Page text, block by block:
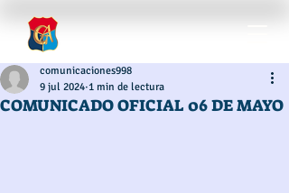
COMUNICADO OFICIAL 06 DE MAYO
comunicaciones998
9 jul 2024 1 min de lectura